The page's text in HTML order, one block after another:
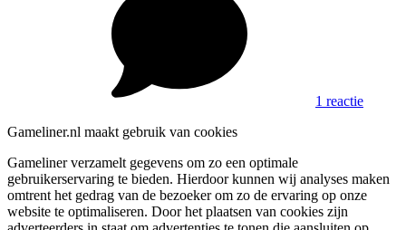
1 reactie
Gameliner.nl maakt gebruik van cookies
Gameliner verzamelt gegevens om zo een optimale
gebruikerservaring te bieden. Hierdoor kunnen wij analyses maken
omtrent het gedrag van de bezoeker om zo de ervaring op onze
website te optimaliseren. Door het plaatsen van cookies zijn